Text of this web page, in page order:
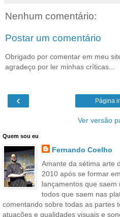
Nenhum comentário:
Postar um comentário
Obrigado por comentar em meu
agradeço por ler minhas críticas...
‹ Página
Ver versão
Quem sou eu
Fernando Coelho
Amante da sétima arte
2010 após se formar
lançamentos que saem
todos que saem nas
comentando sobre todas as partes
atuações e qualidades visuais e